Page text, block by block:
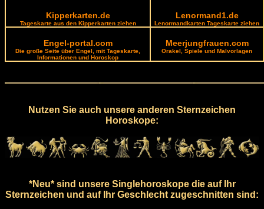
Kipperkarten.de
Tageskarte aus den Kipperkarten ziehen
Lenormand1.de
Lenormandkarten Tageskarte ziehen
Engel-portal.com
Die große Seite über Engel, mit Tageskarte,
Informationen und Horoskop
Meerjungfrauen.com
Orakel, Spiele und Malvorlagen
Nutzen Sie auch unsere anderen Sternzeichen
Horoskope:
*Neu* sind unsere Singlehoroskope die auf Ihr
Sternzeichen und auf Ihr Geschlecht zugeschnitten sind: